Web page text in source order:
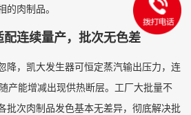
的肉制品。
连续量产，批次无色差
降，凯大发生器可恒定蒸汽输出压力，连
产能增减出现供热断层。工厂大批量不
批次肉制品发色基本无差异，彻底解决批